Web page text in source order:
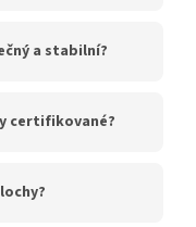
a stabilní?
certifikované?